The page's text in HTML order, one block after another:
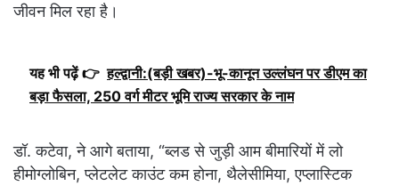
जीवन मिल रहा है।
यह भी पढ़ें 👉 हल्द्वानी:(बड़ी खबर)-भू-कानून उल्लंघन पर डीएम का
बड़ा फैसला, 250 वर्ग मीटर भूमि राज्य सरकार के नाम
डॉ. कटेवा, ने आगे बताया, “ब्लड से जुड़ी आम बीमारियों में लो
हीमोग्लोबिन, प्लेटलेट काउंट कम होना, थैलेसीमिया, एप्लास्टिक